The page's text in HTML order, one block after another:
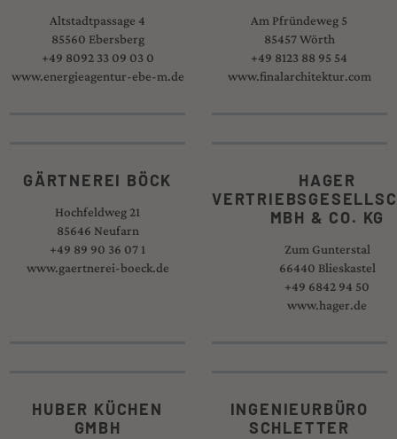
Altstadtpassage 4
85560 Ebersberg
+49 8092 33 09 03 0
www.energieagentur-ebe-m.de
Am Pfründeweg 5
85457 Wörth
+49 8123 88 95 54
www.finalarchitektur.com
GÄRTNEREI BÖCK
Hochfeldweg 21
85646 Neufarn
+49 89 90 36 07 1
www.gaertnerei-boeck.de
HAGER
MBH & CO. KG
Zum Gunterstal
66440 Blieskastel
+49 6842 94 50
www.hager.de
HUBER KÜCHEN
GMBH
INGENIEURBÜRO
SCHLETTER